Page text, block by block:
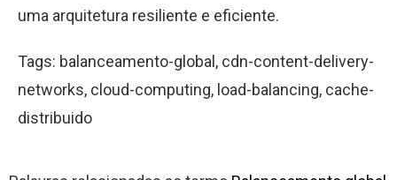
uma arquitetura resiliente e eficiente.
Tags: balanceamento-global, cdn-content-delivery-
networks, cloud-computing, load-balancing, cache-
distribuido